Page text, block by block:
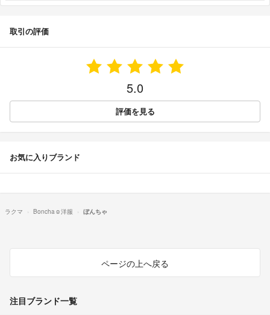
取引の評価
5.0
評価を見る
お気に入りブランド
ラクマ Boncha︎︎︎︎☺︎洋服 ぼんちゃ
ページの上へ戻る
注目ブランド一覧